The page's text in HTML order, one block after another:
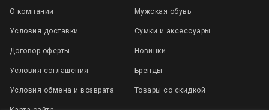
О компании
Условия доставки
Договор оферты
Условия соглашения
Условия обмена и возврата
Мужская обувь
Сумки и аксессуары
Новинки
Бренды
Товары со скидкой